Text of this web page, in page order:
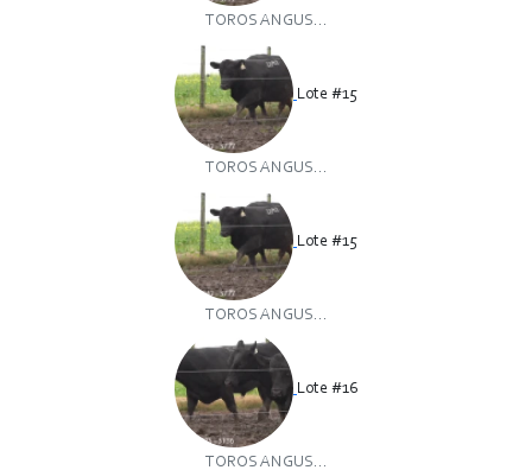
TOROS ANGUS...
Lote #15
TOROS ANGUS...
Lote #15
TOROS ANGUS...
Lote #16
TOROS ANGUS...